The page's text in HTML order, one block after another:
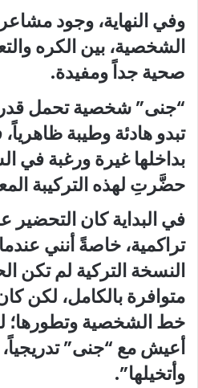
وفي النهاية، وجود
الشخصية، بين الكره
صحية جداً ومفيدة.
“جنى” شخصية تحمل قدراً
تبدو هادئة وطيبة
بداخلها غيرة ورغبة في
حضَّرتِ لهذه التركيبة
في البداية كان التحضير
تراكمية، خاصةً أنني
النسخة التركية لم تكن
متوافرة بالكامل، لكن
خط الشخصية وتطورها؛
أعيش مع “جنى”
وأتخيلها”.